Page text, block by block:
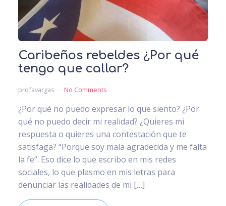
Caribeños rebeldes ¿Por qué
tengo que callar?
profavargas No Comments
¿Por qué no puedo expresar lo que siento? ¿Por
qué no puedo decir mi realidad? ¿Quieres mi
respuesta o quieres una contestación que te
satisfaga? “Porque soy mala agradecida y me falta
la fe”. Eso dice lo que escribo en mis redes
sociales, lo que plasmo en mis letras para
denunciar las realidades de mi […]